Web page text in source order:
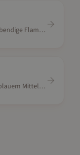
Maurische Architektur und lebendige Flamenco-Kultur
Glamouröse Riviera mit azurblauem Mittelmeer und Yachthäfen